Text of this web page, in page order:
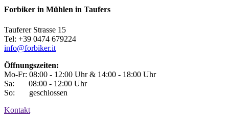
Forbiker in Mühlen in Taufers
Tauferer Strasse 15
Tel: +39 0474 679224
info@forbiker.it
Öffnungszeiten:
Mo-Fr: 08:00 - 12:00 Uhr & 14:00 - 18:00 Uhr
Sa: 08:00 - 12:00 Uhr
So: geschlossen
Kontakt